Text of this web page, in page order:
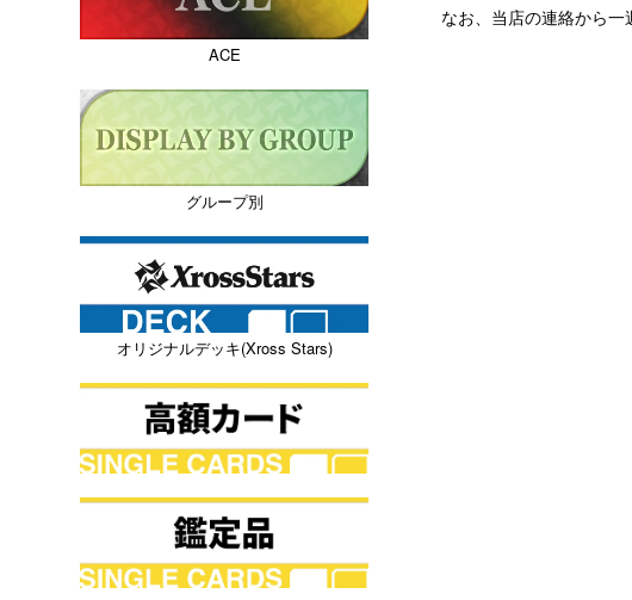
なお、当店の連絡から一
ACE
グループ別
オリジナルデッキ(Xross Stars)